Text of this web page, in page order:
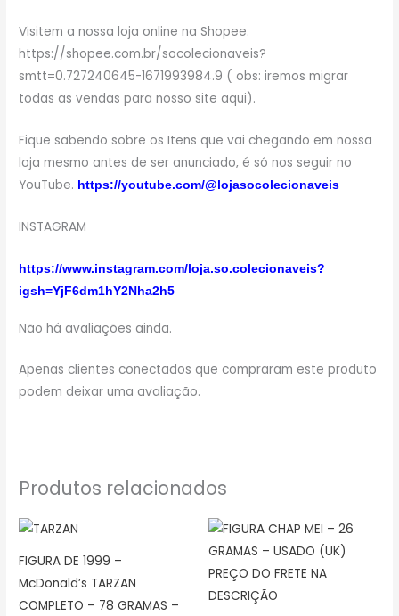
Visitem a nossa loja online na Shopee.
https://shopee.com.br/socolecionaveis?
smtt=0.727240645-1671993984.9 ( obs: iremos migrar
todas as vendas para nosso site aqui).
Fique sabendo sobre os Itens que vai chegando em nossa
loja mesmo antes de ser anunciado, é só nos seguir no
YouTube. https://youtube.com/@lojasocolecionaveis
INSTAGRAM
https://www.instagram.com/loja.so.colecionaveis?
igsh=YjF6dm1hY2Nha2h5
Não há avaliações ainda.
Apenas clientes conectados que compraram este produto
podem deixar uma avaliação.
Produtos relacionados
FIGURA DE 1999 –
McDonald’s TARZAN
COMPLETO – 78 GRAMAS –